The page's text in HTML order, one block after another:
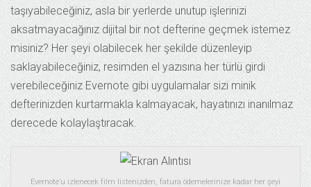
taşıyabileceğiniz, asla bir yerlerde unutup işlerinizi
aksatmayacağınız dijital bir not defterine geçmek istemez
misiniz? Her şeyi olabilecek her şekilde düzenleyip
saklayabileceğiniz, resimden el yazısına her türlü girdi
verebileceğiniz Evernote gibi uygulamalar sizi minik
defterinizden kurtarmakla kalmayacak, hayatınızı inanılmaz
derecede kolaylaştıracak.
Evernote’u izlenecek film listenizden, fatura ödemelerinize kadar her şeyi